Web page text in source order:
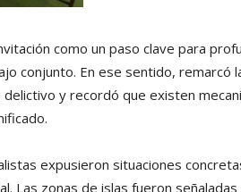
como un paso clave para
conjunto. En ese sentido, remarcó
y recordó que existen
expusieron situaciones
Las zonas de islas fueron